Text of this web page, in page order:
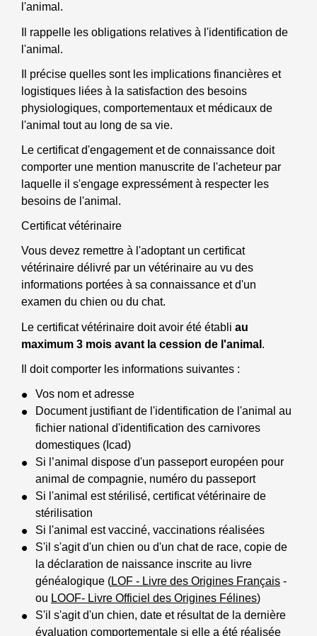
l'animal.
Il rappelle les obligations relatives à l'identification de
l'animal.
Il précise quelles sont les implications financières et
logistiques liées à la satisfaction des besoins
physiologiques, comportementaux et médicaux de
l'animal tout au long de sa vie.
Le certificat d'engagement et de connaissance doit
comporter une mention manuscrite de l'acheteur par
laquelle il s'engage expressément à respecter les
besoins de l'animal.
Certificat vétérinaire
Vous devez remettre à l'adoptant un certificat
vétérinaire délivré par un vétérinaire au vu des
informations portées à sa connaissance et d'un
examen du chien ou du chat.
Le certificat vétérinaire doit avoir été établi au
maximum 3 mois avant la cession de l'animal .
Il doit comporter les informations suivantes :
Vos nom et adresse
Document justifiant de l'identification de l'animal au
fichier national d'identification des carnivores
domestiques (Icad)
Si l’animal dispose d'un passeport européen pour
animal de compagnie, numéro du passeport
Si l'animal est stérilisé, certificat vétérinaire de
stérilisation
Si l'animal est vacciné, vaccinations réalisées
S'il s'agit d'un chien ou d'un chat de race, copie de
la déclaration de naissance inscrite au livre
généalogique (LOF - Livre des Origines Français -
ou LOOF- Livre Officiel des Origines Félines)
S'il s'agit d'un chien, date et résultat de la dernière
évaluation comportementale si elle a été réalisée